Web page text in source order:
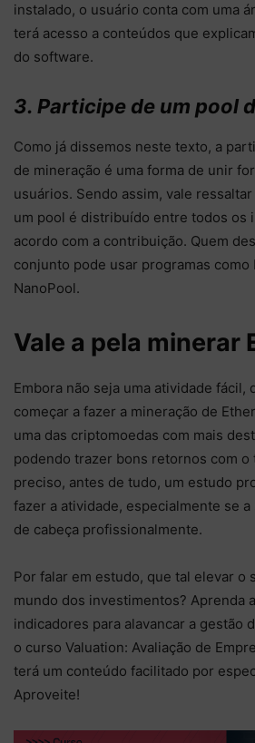
instalado, o usuário conta com uma
terá acesso a conteúdos que
do software.
3. Participe de um pool
Como já dissemos neste texto, a
de mineração é uma forma de unir
usuários. Sendo assim, vale
um pool é distribuído entre todos os
acordo com a contribuição. Quem
conjunto pode usar programas como
NanoPool.
Vale a pela minerar
Embora não seja uma atividade fácil,
começar a fazer a mineração de
uma das criptomoedas com mais
podendo trazer bons retornos com o
preciso, antes de tudo, um estudo
fazer a atividade, especialmente se
de cabeça profissionalmente.
Por falar em estudo, que tal elevar o
mundo dos investimentos? Aprenda
indicadores para alavancar a gestão
o curso Valuation: Avaliação de
terá um conteúdo facilitado por
Aproveite!